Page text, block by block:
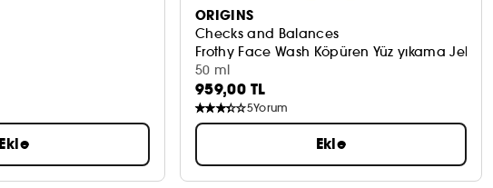
Ekle
ORIGINS
Checks and Balances
Frothy Face Wash Köpüren Yüz yıkama Jeli
50 ml
959,00 TL
5Yorum
Ekle